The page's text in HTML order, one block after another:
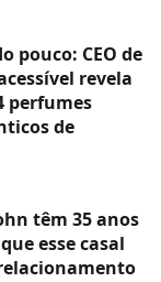
pouco: CEO de
revela
perfumes
de
têm 35 anos
esse casal